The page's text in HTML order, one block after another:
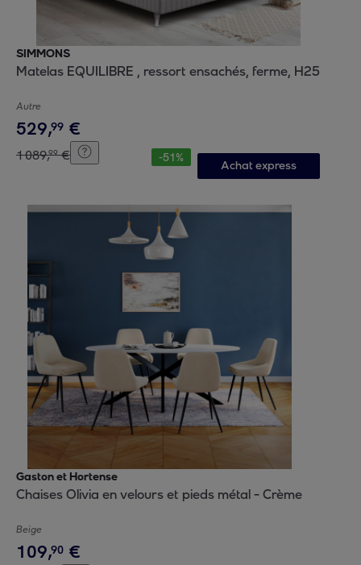
SIMMONS
Matelas EQUILIBRE , ressort ensachés, ferme, H25
Autre
529,99 €
1089,99 € -51%
Achat express
Gaston et Hortense
Chaises Olivia en velours et pieds métal - Crème
Beige
109,90 €